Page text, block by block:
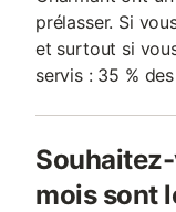
prélasser. Si
et surtout si
servis : 35 %
mois sont